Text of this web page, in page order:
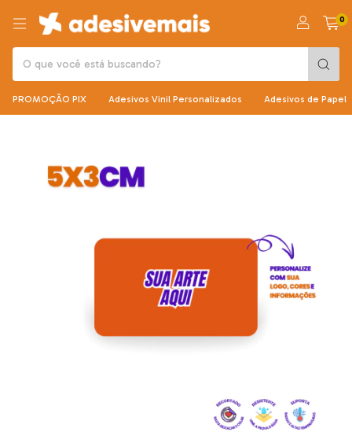
0
PROMOÇÃO PIX Adesivos Vinil Personalizados Adesivos de Papel